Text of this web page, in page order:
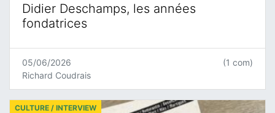
Didier Deschamps, les années
fondatrices
05/06/2026
Richard Coudrais
(1 com)
CULTURE / INTERVIEW